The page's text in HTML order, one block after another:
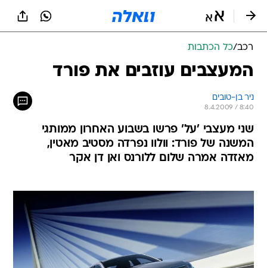
רכב/כל הכתבות
המעצבים עוזבים את פורד
ניר בן-טובים
8.4.2009 / 8:40
שני מעצבי 'על' פרשו בשבוע האחרון ממותגי
המשנה של פורד: וולוו נפרדה מסטיב מאטין,
מאזדה אמרה שלום ללורנס ואן דן אקר